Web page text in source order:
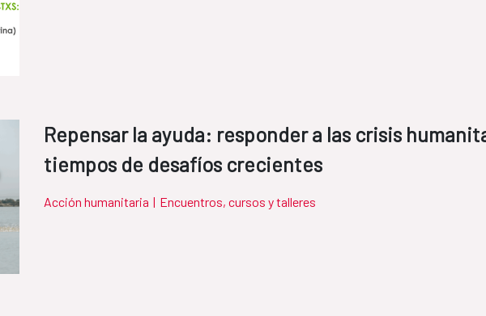
Repensar la ayuda: responder a las crisis
tiempos de desafíos crecientes
Acción humanitaria | Encuentros, cursos y talleres